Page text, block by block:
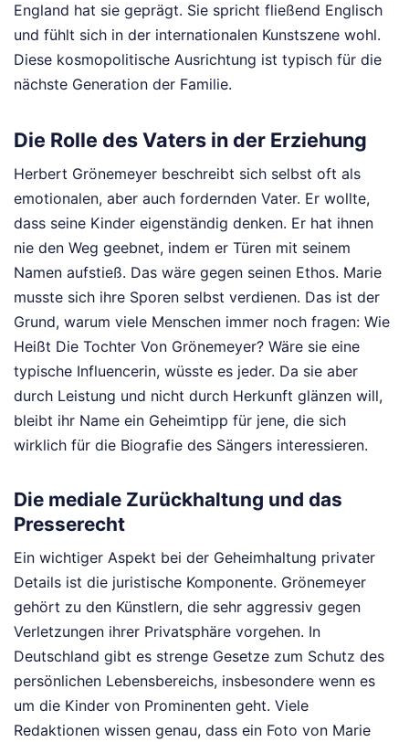
England hat sie geprägt. Sie spricht fließend Englisch
und fühlt sich in der internationalen Kunstszene wohl.
Diese kosmopolitische Ausrichtung ist typisch für die
nächste Generation der Familie.
Die Rolle des Vaters in der Erziehung
Herbert Grönemeyer beschreibt sich selbst oft als
emotionalen, aber auch fordernden Vater. Er wollte,
dass seine Kinder eigenständig denken. Er hat ihnen
nie den Weg geebnet, indem er Türen mit seinem
Namen aufstieß. Das wäre gegen seinen Ethos. Marie
musste sich ihre Sporen selbst verdienen. Das ist der
Grund, warum viele Menschen immer noch fragen: Wie
Heißt Die Tochter Von Grönemeyer? Wäre sie eine
typische Influencerin, wüsste es jeder. Da sie aber
durch Leistung und nicht durch Herkunft glänzen will,
bleibt ihr Name ein Geheimtipp für jene, die sich
wirklich für die Biografie des Sängers interessieren.
Die mediale Zurückhaltung und das
Presserecht
Ein wichtiger Aspekt bei der Geheimhaltung privater
Details ist die juristische Komponente. Grönemeyer
gehört zu den Künstlern, die sehr aggressiv gegen
Verletzungen ihrer Privatsphäre vorgehen. In
Deutschland gibt es strenge Gesetze zum Schutz des
persönlichen Lebensbereichs, insbesondere wenn es
um die Kinder von Prominenten geht. Viele
Redaktionen wissen genau, dass ein Foto von Marie